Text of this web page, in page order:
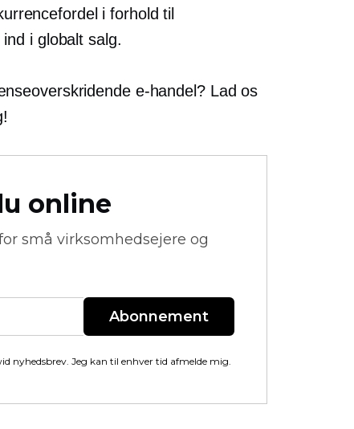
i forhold til
i globalt salg.
e-handel? Lad os
online
små virksomhedsejere og
Abonnement
nyhedsbrev. Jeg kan til enhver tid afmelde mig.